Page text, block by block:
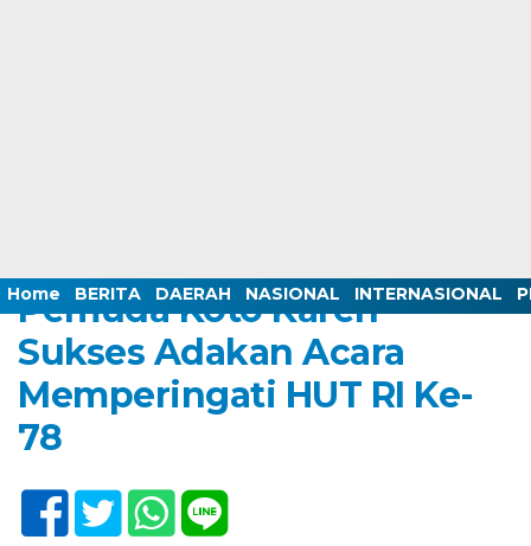
Home BERITA DAERAH NASIONAL INTERNASIONAL
Pemuda Koto Kareh
Sukses Adakan Acara
Memperingati HUT RI Ke-
78